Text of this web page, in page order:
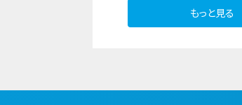
もっと見る